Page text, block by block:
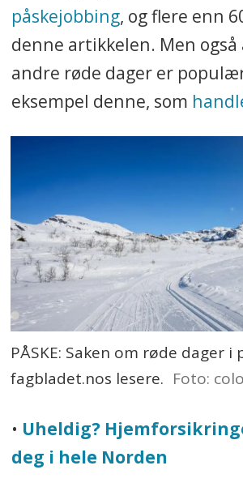
påskejobbing, og flere enn
denne artikkelen. Men
andre røde dager er
eksempel denne, som
PÅSKE: Saken om røde dager i
fagbladet.nos lesere. Foto:
• Uheldig?
deg i hele Norden